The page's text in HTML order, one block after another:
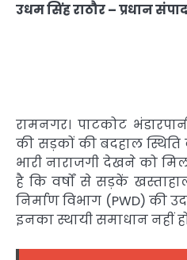
उधम सिंह राठौर – प्रधान
रामनगर। पाटकोट
की सड़कों की बदहाल
भारी नाराजगी देखने को मिल
है कि वर्षों से सड़कें
निर्माण विभाग (PWD)
इनका स्थायी समाधान नहीं